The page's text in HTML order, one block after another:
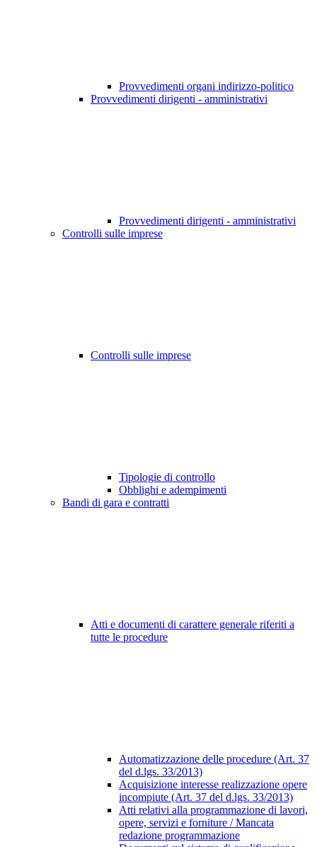
Provvedimenti organi indirizzo-politico
Provvedimenti dirigenti - amministrativi
Provvedimenti dirigenti - amministrativi
Controlli sulle imprese
Controlli sulle imprese
Tipologie di controllo
Obblighi e adempimenti
Bandi di gara e contratti
Atti e documenti di carattere generale riferiti a
tutte le procedure
Automatizzazione delle procedure (Art. 37
del d.lgs. 33/2013)
Acquisizione interesse realizzazione opere
incompiute (Art. 37 del d.lgs. 33/2013)
Atti relativi alla programmazione di lavori,
opere, servizi e forniture / Mancata
redazione programmazione